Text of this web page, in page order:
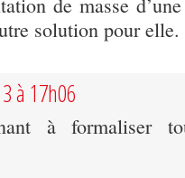
solution pour elle.
à 17h06
à formaliser